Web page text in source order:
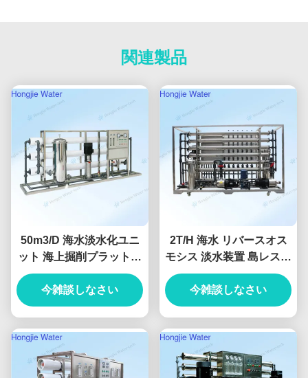
関連製品
50m3/D 海水淡水化ユニ
ット 海上掘削プラットフ
ォーム用海水ろ過プラン
ト
今雑談しなさい
2T/H 海水 リバースオス
モシス 淡水装置 島レスト
ラン
今雑談しなさい